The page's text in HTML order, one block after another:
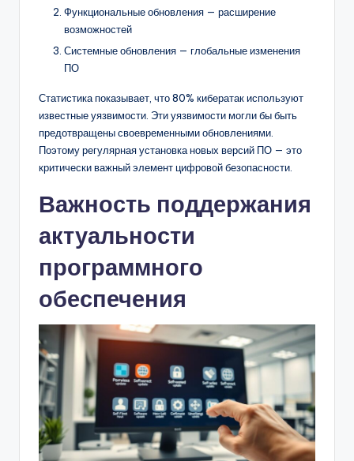
Функциональные обновления — расширение
возможностей
Системные обновления — глобальные изменения
ПО
Статистика показывает, что 80% кибератак используют
известные уязвимости. Эти уязвимости могли бы быть
предотвращены своевременными обновлениями.
Поэтому регулярная установка новых версий ПО — это
критически важный элемент цифровой безопасности.
Важность поддержания
актуальности
программного
обеспечения